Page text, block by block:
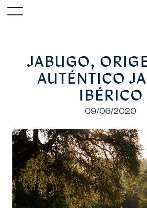
JABUGO,
AUTÉNTICO
IBÉRICO
09/06/2020